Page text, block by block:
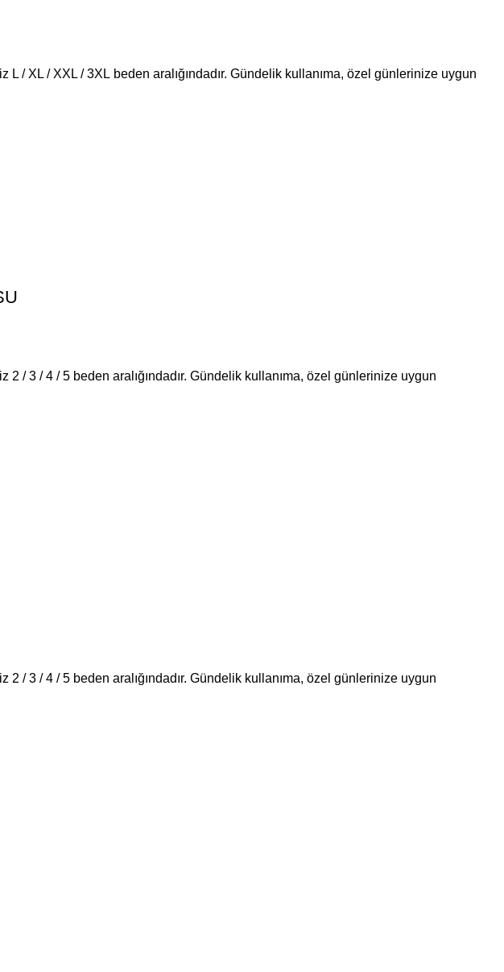
/ XL / XXL / 3XL beden aralığındadır. Gündelik kullanıma, özel günlerinize uygun
/ 3 / 4 / 5 beden aralığındadır. Gündelik kullanıma, özel günlerinize uygun
/ 3 / 4 / 5 beden aralığındadır. Gündelik kullanıma, özel günlerinize uygun